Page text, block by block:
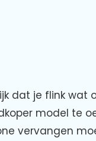
dat je flink wat
model te
vervangen